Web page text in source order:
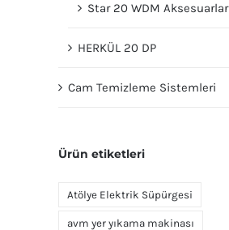
Star 20 WDM Aksesuarlar
HERKÜL 20 DP
Cam Temizleme Sistemleri
Ürün etiketleri
Atölye Elektrik Süpürgesi
avm yer yıkama makinası